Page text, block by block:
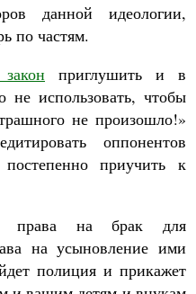
данной идеологии,
по частям.
приглушить и в
не использовать, чтобы
не произошло!»
оппонентов
приучить к
права на брак для
на усыновление ими
полиция и прикажет